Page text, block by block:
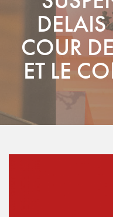
SUSPENSION
CASSATION
COUR
ET LE